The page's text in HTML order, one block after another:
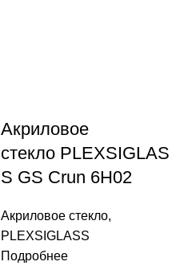
Акриловое
стекло PLEXSIGLAS
S GS Crun 6H02
Акриловое стекло,
PLEXSIGLASS
Подробнее